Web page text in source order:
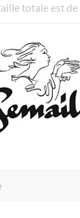
totale est de